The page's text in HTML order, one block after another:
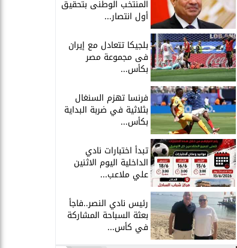
المنتخب الوطنى بتحقيق
أول انتصار...
بلجيكا تتعادل مع إيران
فى مجموعة مصر
بكأس...
فرنسا تهزم السنغال
بثلاثية في ضربة البداية
بكأس...
تبدأ اختبارات نادي
الداخلية اليوم الاثنين
علي ملاعب...
رئيس نادي النصر..فاجأ
بعثة السباحة المشاركة
في كأس...